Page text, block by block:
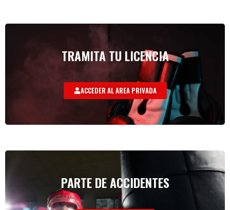
TRAMITA TU LICENCIA
ACCEDER AL AREA PRIVADA
PARTE DE ACCIDENTES